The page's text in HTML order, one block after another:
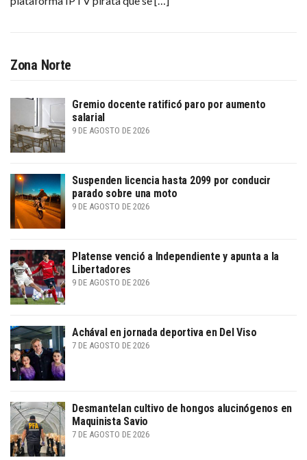
Zona Norte
Gremio docente ratificó paro por aumento
salarial
9 DE AGOSTO DE 2026
Suspenden licencia hasta 2099 por conducir
parado sobre una moto
9 DE AGOSTO DE 2026
Platense venció a Independiente y apunta a la
Libertadores
9 DE AGOSTO DE 2026
Achával en jornada deportiva en Del Viso
7 DE AGOSTO DE 2026
Desmantelan cultivo de hongos alucinógenos en
Maquinista Savio
7 DE AGOSTO DE 2026